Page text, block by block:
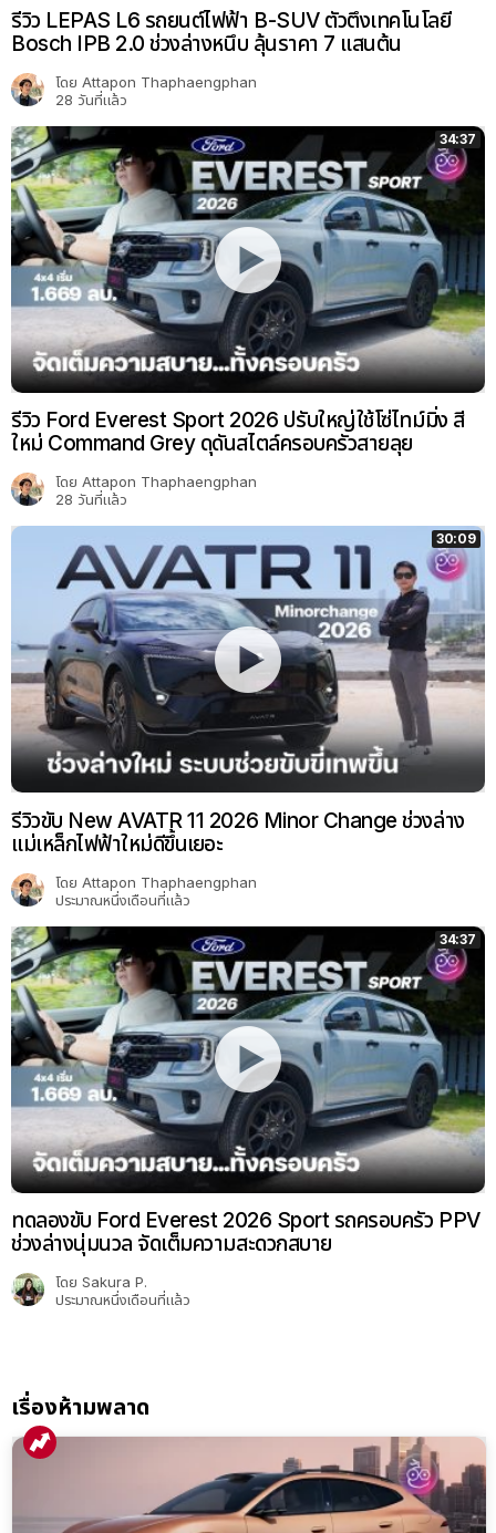
รีวิว LEPAS L6 รถยนต์ไฟฟ้า B-SUV ตัวตึงเทคโนโลยี
Bosch IPB 2.0 ช่วงล่างหนึบ ลุ้นราคา 7 แสนต้น
โดย Attapon Thaphaengphan
28 วันที่แล้ว
34:37
รีวิว Ford Everest Sport 2026 ปรับใหญ่ใช้โซ่ไทม์มิ่ง สี
ใหม่ Command Grey ดุดันสไตล์ครอบครัวสายลุย
โดย Attapon Thaphaengphan
28 วันที่แล้ว
30:09
รีวิวขับ New AVATR 11 2026 Minor Change ช่วงล่าง
แม่เหล็กไฟฟ้าใหม่ดีขึ้นเยอะ
โดย Attapon Thaphaengphan
ประมาณหนึ่งเดือนที่แล้ว
34:37
ทดลองขับ Ford Everest 2026 Sport รถครอบครัว PPV
ช่วงล่างนุ่มนวล จัดเต็มความสะดวกสบาย
โดย Sakura P.
ประมาณหนึ่งเดือนที่แล้ว
เรื่องห้ามพลาด